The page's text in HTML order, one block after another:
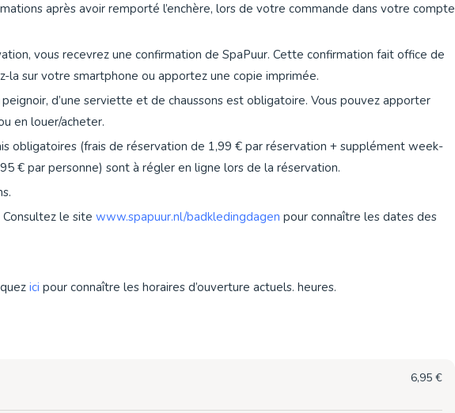
après avoir remporté l’enchère, lors de votre commande dans votre compte
vous recevrez une confirmation de SpaPuur. Cette confirmation fait office de
la sur votre smartphone ou apportez une copie imprimée.
peignoir, d’une serviette et de chaussons est obligatoire. Vous pouvez apporter
en louer/acheter.
obligatoires (frais de réservation de 1,99 € par réservation + supplément week-
€ par personne) sont à régler en ligne lors de la réservation.
Consultez le site www.spapuur.nl/badkledingdagen pour connaître les dates des
ici pour connaître les horaires d’ouverture actuels. heures.
6,95 €